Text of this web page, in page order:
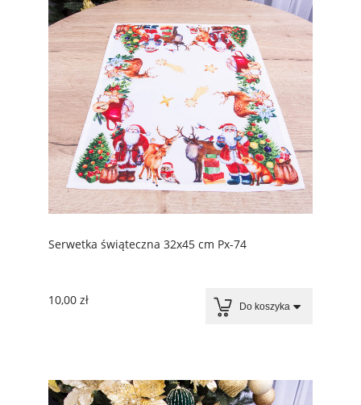
Serwetka świąteczna 32x45 cm Px-74
10,00 zł Do koszyka